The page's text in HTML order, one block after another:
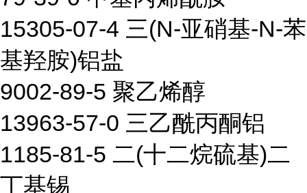
15305-07-4 三(N-亚硝基-N-苯
基羟胺)铝盐
9002-89-5 聚乙烯醇
13963-57-0 三乙酰丙酮铝
1185-81-5 二(十二烷硫基)二
丁基锡